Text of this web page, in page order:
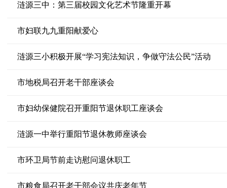
涟源三中：第三届校园文化艺术节隆重开幕
市妇联九九重阳献爱心
涟源三小积极开展“学习宪法知识，争做守法公民”活动
市地税局召开老干部座谈会
市妇幼保健院召开重阳节退休职工座谈会
涟源一中举行重阳节退休教师座谈会
市环卫局节前走访慰问退休职工
市粮食局召开老干部会议共庆老年节